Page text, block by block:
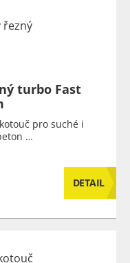
turbo Fast
pro suché i
…
DETAIL